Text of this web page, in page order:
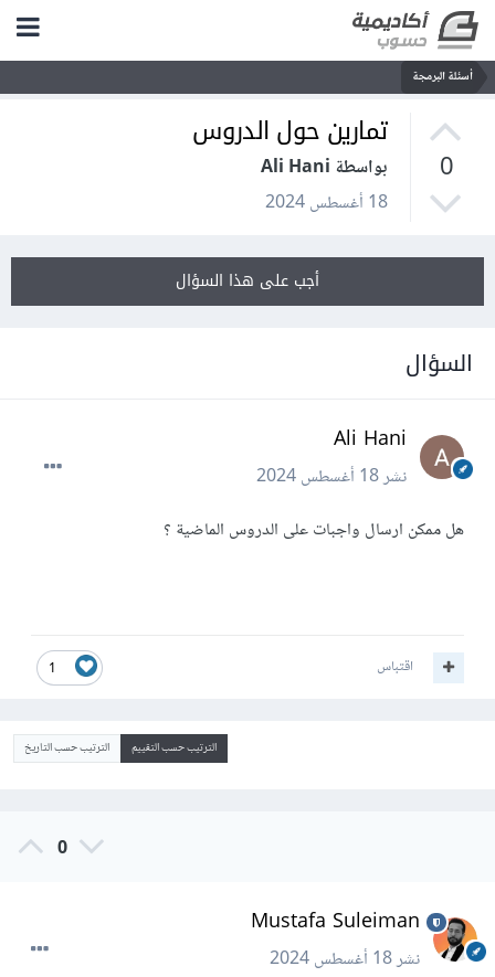
أسئلة البرمجة
0
تمارين حول الدروس
بواسطة Ali Hani
18 أغسطس 2024
أجب على هذا السؤال
السؤال
Ali Hani
نشر18 أغسطس 2024
هل ممكن ارسال واجبات على الدروس الماضية ؟
1 اقتباس
الترتيب حسب التقييم الترتيب حسب التاريخ
0
Mustafa Suleiman
نشر18 أغسطس 2024